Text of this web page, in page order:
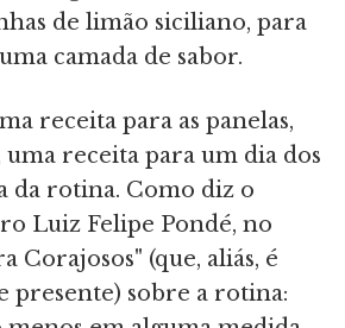
de limão siciliano, para
camada de sabor.
receita para as panelas,
uma receita para um dia dos
da rotina. Como diz o
Luiz Felipe Pondé, no
Corajosos" (que, aliás, é
presente) sobre a rotina: